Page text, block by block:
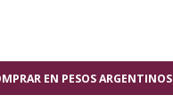
EN PESOS ARGENTINOS